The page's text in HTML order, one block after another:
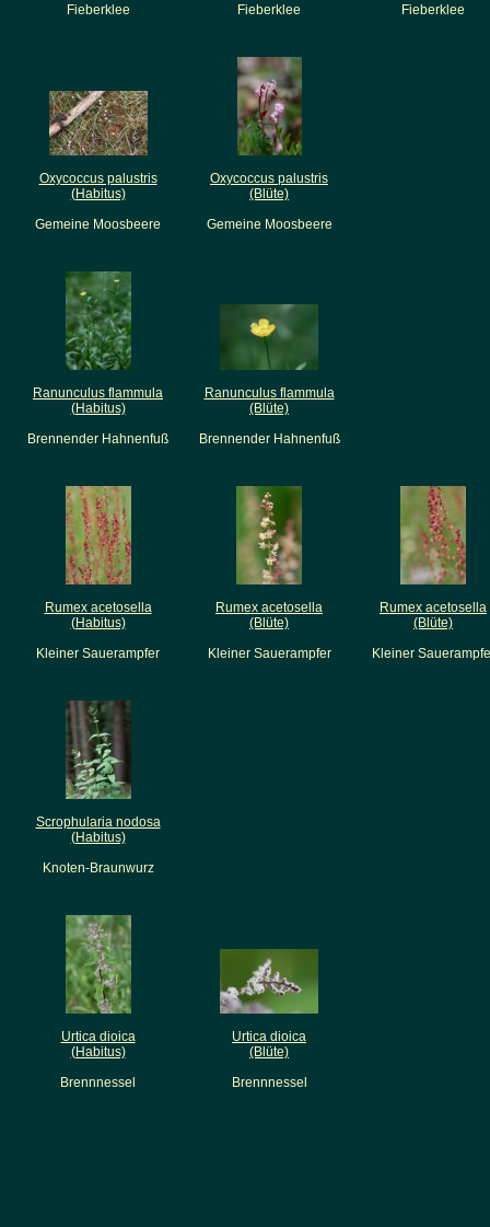
Fieberklee Fieberklee Fieberklee
Oxycoccus palustris
(Habitus)
Gemeine Moosbeere
Oxycoccus palustris
(Blüte)
Gemeine Moosbeere
Ranunculus flammula
(Habitus)
Brennender Hahnenfuß
Ranunculus flammula
(Blüte)
Brennender Hahnenfuß
Rumex acetosella
(Habitus)
Kleiner Sauerampfer
Rumex acetosella
(Blüte)
Kleiner Sauerampfer
Rumex acetosella
(Blüte)
Kleiner
Scrophularia nodosa
(Habitus)
Knoten-Braunwurz
Urtica dioica
(Habitus)
Brennnessel
Urtica dioica
(Blüte)
Brennnessel